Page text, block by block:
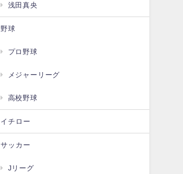
浅田真央
野球
プロ野球
メジャーリーグ
高校野球
イチロー
サッカー
Jリーグ